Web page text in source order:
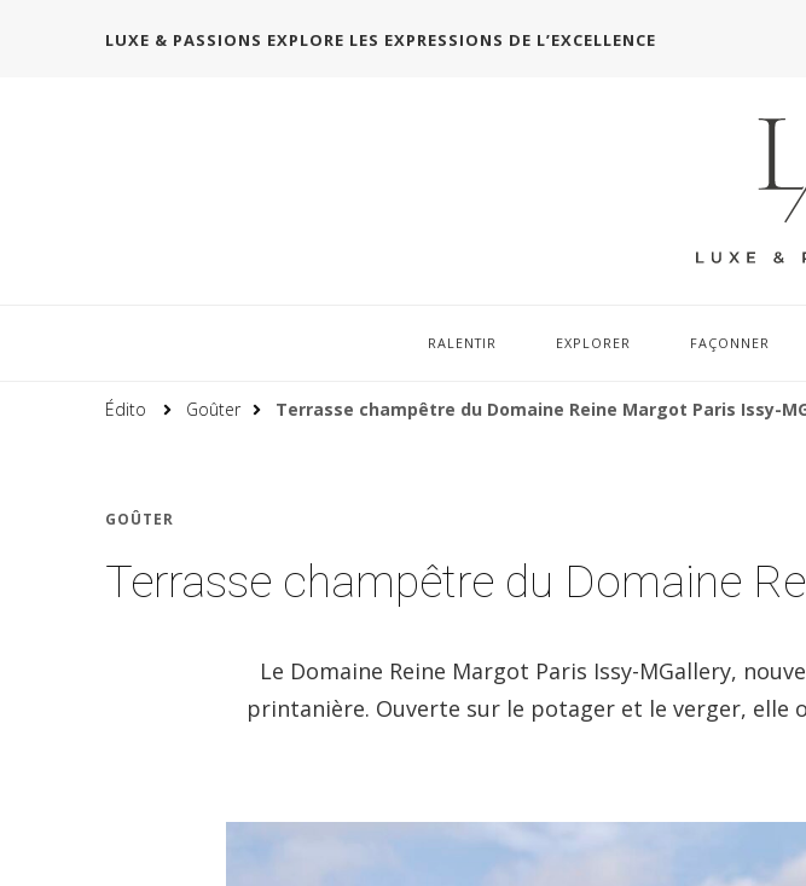
LUXE & PASSIONS EXPLORE LES EXPRESSIONS DE L’EXCELLENCE
RALENTIR EXPLORER FAÇONNER
Édito Goûter Terrasse champêtre du Domaine Reine Margot Paris Issy-
GOÛTER
Terrasse champêtre du Domaine
Le Domaine Reine Margot Paris Issy-MGallery,
printanière. Ouverte sur le potager et le verger, elle